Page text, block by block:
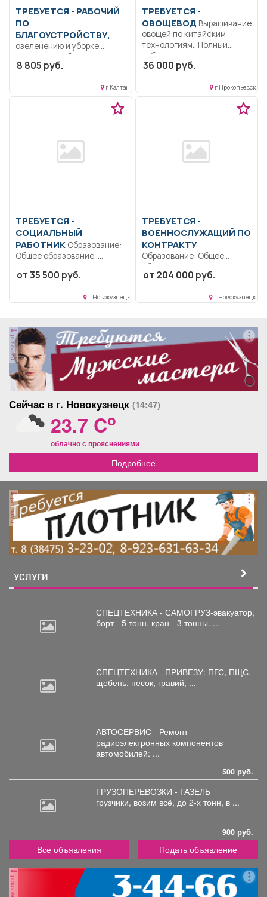
ТРЕБУЕТСЯ - РАБОЧИЙ
ПО
БЛАГОУСТРОЙСТВУ,
озеленению и уборке
территории Уборка и
поддержание чистоты
8 805 руб.
г Калтан
ТРЕБУЕТСЯ -
ОВОЩЕВОДВыращивание
овощей по китайским
технологиям.. Полный
рабочий день..
36 000 руб.
г Прокопьевск
ТРЕБУЕТСЯ -
СОЦИАЛЬНЫЙ
РАБОТНИК
Общее образование..
получателям социальных
координационные...
от 35 500 руб.
г Новокузнецк
ТРЕБУЕТСЯ -
ВОЕННОСЛУЖАЩИЙ ПО
КОНТРАКТУ
Образование: Общее
образование.. Военная
служба по контракту..
от 204 000 руб.
г Новокузнецк
реклама
Сейчас в г. Новокузнецк (14:47)
23.7 Co
облачно с прояснениями
Подробнее
реклама
УСЛУГИ
СПЕЦТЕХНИКА - САМОГРУЗ-эвакуатор,
борт - 5 тонн, кран - 3 тонны. ...
СПЕЦТЕХНИКА - ПРИВЕЗУ: ПГС, ПЩС,
щебень, песок, гравий, ...
АВТОСЕРВИС - Ремонт
радиоэлектронных компонентов
автомобилей: ...
500 руб.
ГРУЗОПЕРЕВОЗКИ - ГАЗЕЛЬ
грузчики, возим всё, до 2-х тонн, в ...
900 руб.
Все объявления Подать объявление
реклама